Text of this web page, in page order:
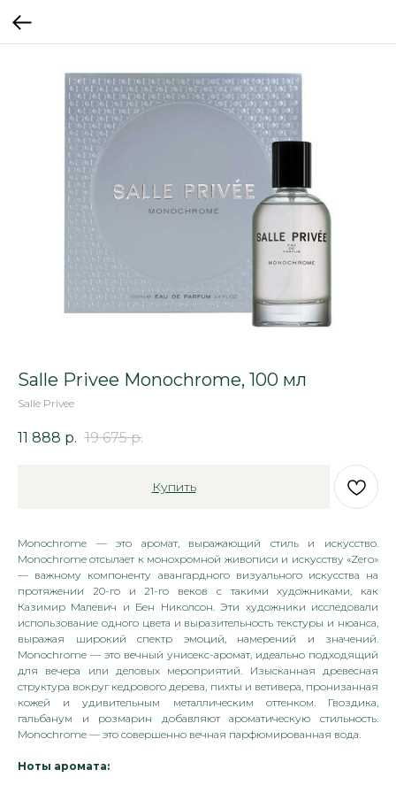
Salle Privee Monochrome, 100 мл
Salle Privee
11 888 р. 19 675 р.
Купить
Monochrome — это аромат, выражающий стиль и искусство.
Monochrome отсылает к монохромной живописи и искусству «Zero»
— важному компоненту авангардного визуального искусства на
протяжении 20-го и 21-го веков с такими художниками, как
Казимир Малевич и Бен Николсон. Эти художники исследовали
использование одного цвета и выразительность текстуры и нюанса,
выражая широкий спектр эмоций, намерений и значений.
Monochrome — это вечный унисекс-аромат, идеально подходящий
для вечера или деловых мероприятий. Изысканная древесная
структура вокруг кедрового дерева, пихты и ветивера, пронизанная
кожей и удивительным металлическим оттенком. Гвоздика,
гальбанум и розмарин добавляют ароматическую стильность.
Monochrome — это совершенно вечная парфюмированная вода.
Ноты аромата: